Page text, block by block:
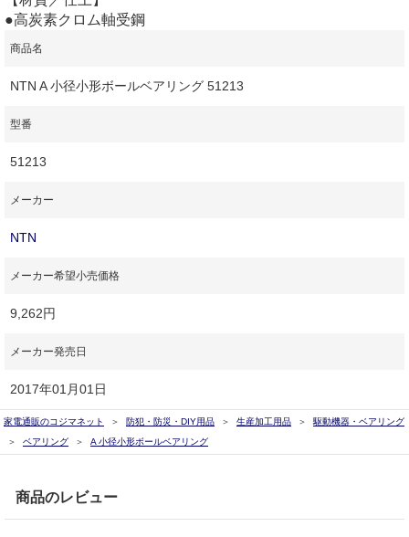
●高炭素クロム軸受鋼
商品名
NTN A 小径小形ボールベアリング 51213
型番
51213
メーカー
NTN
メーカー希望小売価格
9,262円
メーカー発売日
2017年01月01日
家電通販のコジマネット 防犯・防災・DIY用品 生産加工用品
駆動機器・ベアリング
ベアリング
A 小径小形ボールベアリング
商品のレビュー